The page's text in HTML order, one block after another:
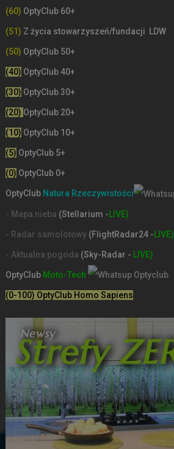
(60) OptyClub 60+
(51) Z życia stowarzyszeń/fundacji LDW
(50) OptyClub 50+
(40) OptyClub 40+
(30) OptyClub 30+
(20) OptyClub 20+
(10) OptyClub 10+
(5) OptyClub 5+
(0) OptyClub 0+
OptyClub Natura Rzeczywistości
- Mapa nieba (Stellarium -LIVE)
- Radar samolotowy (FlightRadar24 -LIVE)
- Aktualna pogoda (Sky-Radar - LIVE)
OptyClub Moto-Tech
(0-100) OptyClub Homo Sapiens